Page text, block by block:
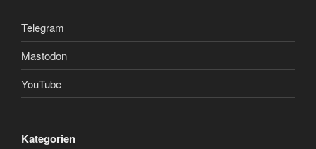
Telegram
Mastodon
YouTube
Kategorien